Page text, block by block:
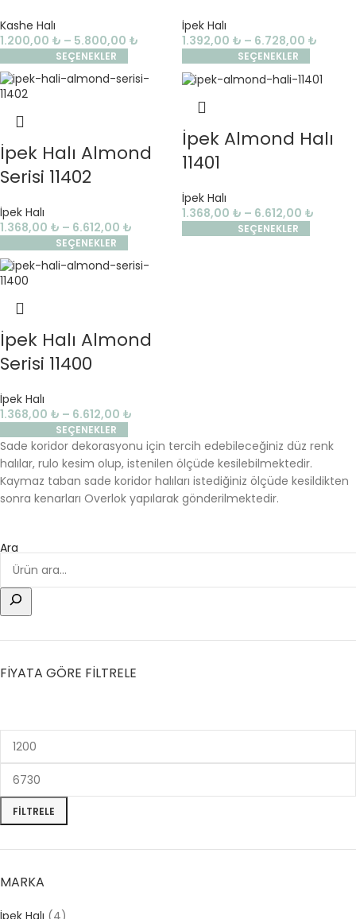
Ara
FİYATA GÖRE FİLTRELE
FILTRELE
MARKA
Kashe Halı
1.200,00 ₺ – 5.800,00 ₺
SEÇENEKLER
İpek Halı
1.392,00 ₺ – 6.728,00 ₺
SEÇENEKLER
İpek Halı Almond
Serisi 11402
İpek Halı
1.368,00 ₺ – 6.612,00 ₺
SEÇENEKLER
İpek Almond Halı
11401
İpek Halı
1.368,00 ₺ – 6.612,00 ₺
SEÇENEKLER
İpek Halı Almond
Serisi 11400
İpek Halı
1.368,00 ₺ – 6.612,00 ₺
SEÇENEKLER
Sade koridor dekorasyonu için tercih edebileceğiniz düz renk
halılar, rulo kesim olup, istenilen ölçüde kesilebilmektedir.
Kaymaz taban sade koridor halıları istediğiniz ölçüde kesildikten
sonra kenarları Overlok yapılarak gönderilmektedir.